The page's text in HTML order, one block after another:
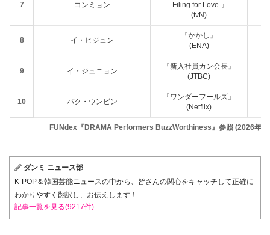
7 コンミョン
-Filing for Love-』
(tvN)
8 イ・ヒジュン
『かかし』
(ENA)
9 イ・ジュニョン
『新入社員カン会長』
(JTBC)
10 パク・ウンビン
『ワンダーフールズ』
(Netflix)
FUNdex『DRAMA Performers BuzzWorthiness』参照 (2026年6
ダンミ ニュース部
K-POP＆韓国芸能ニュースの中から、皆さんの関心をキャッチして正確に
わかりやすく翻訳し、お伝えします！
記事一覧を見る(9217件)